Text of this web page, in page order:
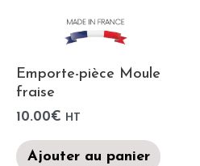
Emporte-pièce Moule
fraise
10.00€ HT
Ajouter au panier